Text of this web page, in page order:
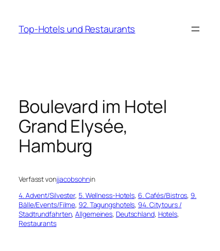
springen
Top-Hotels und Restaurants
Boulevard im Hotel
Grand Elysée,
Hamburg
Verfasst vonjjacobsohnin
4. Advent/Silvester, 5. Wellness-Hotels, 6. Cafés/Bistros, 9.
Bälle/Events/Filme, 92. Tagungshotels, 94. Citytours /
Stadtrundfahrten, Allgemeines, Deutschland, Hotels
Restaurants